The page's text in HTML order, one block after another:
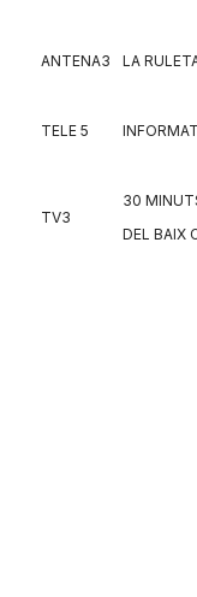
ANTENA3 LA
TELE 5
TV3
30
DEL BAIX